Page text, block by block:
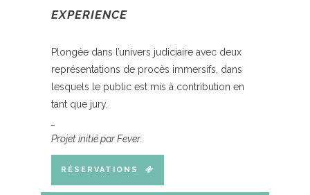
EXPERIENCE
Plongée dans l’univers judiciaire avec deux
représentations de procès immersifs, dans
lesquels le public est mis à contribution en
tant que jury.
Projet initié par Fever.
RÉSERVATIONS